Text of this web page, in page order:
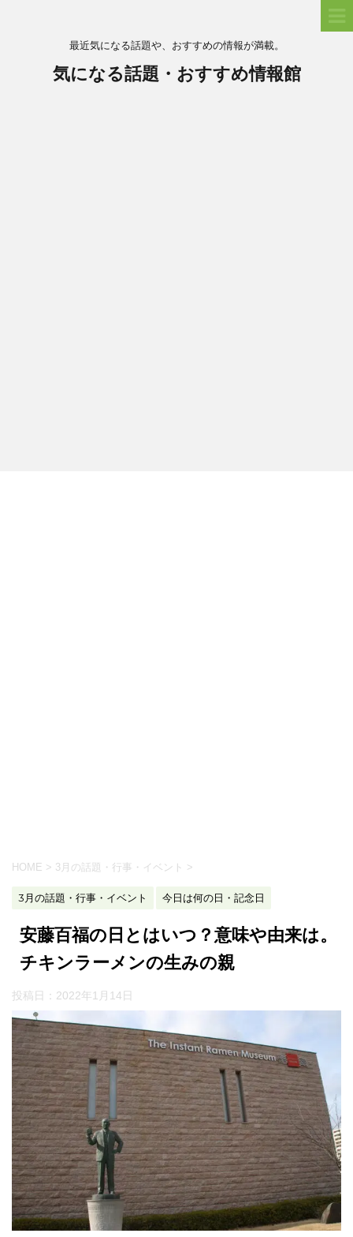
最近気になる話題や、おすすめの情報が満載。
気になる話題・おすすめ情報館
HOME > 3月の話題・行事・イベント >
3月の話題・行事・イベント 今日は何の日・記念日
安藤百福の日とはいつ？意味や由来は。
チキンラーメンの生みの親
投稿日： 2022年1月14日